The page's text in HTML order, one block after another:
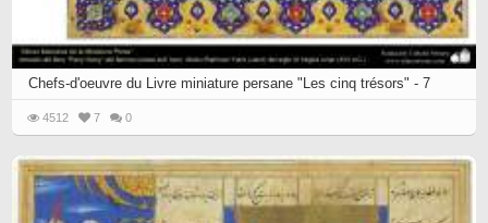
Chefs-d'oeuvre du Livre miniature persane "Les cinq trésors" - 7
4512 7 0